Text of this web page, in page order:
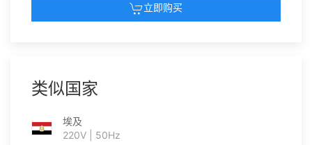
立即购买
类似国家
埃及
220V | 50Hz